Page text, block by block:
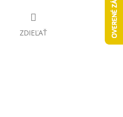
ZDIEĽAŤ